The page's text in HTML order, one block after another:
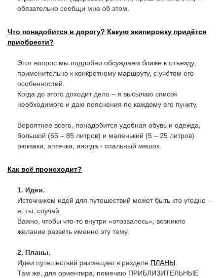
обязательно сообщи мне об этом.
Что понадобится в дорогу? Какую экипировку придётся
приобрести?
Этот вопрос мы подробно обсуждаем ближе к отъезду,
применительно к конкретному маршруту, с учётом его
особенностей.
Когда до этого доходит дело – я высылаю список
необходимого и даю пояснения по каждому его пункту.
Вероятнее всего, понадобится удобная обувь и одежда,
большой (65 – 85 литров) и маленький (5 – 25 литров)
рюкзаки, аптечка, иногда - спальный мешок.
Как всё происходит?
1. Идеи.
Источником идей для путешествий может быть кто угодно –
я, ты, случай.
Важно, чтобы что-то внутри «отозвалось», возникло
желание развить именно эту тему.
2. Планы.
Идеи путешествий размещаю в разделе ПЛАНЫ.
Там же, для ориентира, помечаю ПРИБЛИЗИТЕЛЬНЫЕ